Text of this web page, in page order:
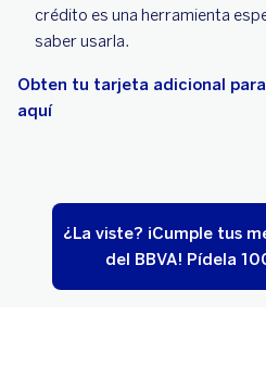
crédito es una herramienta
saber usarla.
Obten tu tarjeta adicional
aquí
¿La viste? ¡Cumple tus
del BBVA! Pídela